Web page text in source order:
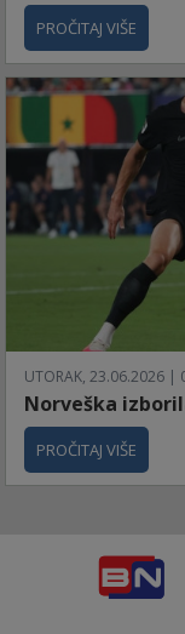
PROČITAJ VIŠE
UTORAK, 23.06.2026 |
Norveška
PROČITAJ VIŠE